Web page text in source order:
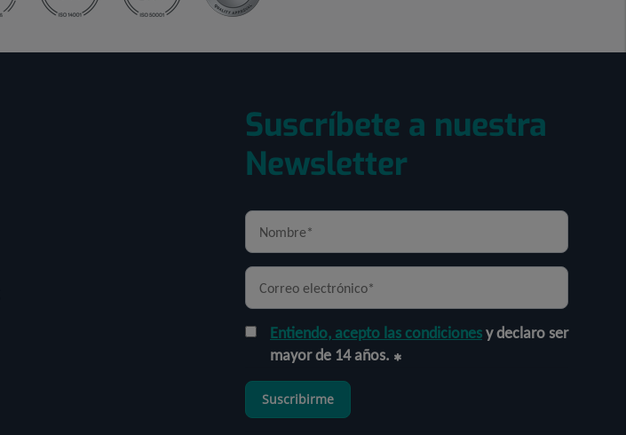
Suscríbete a nuestra
Newsletter
Entiendo, acepto las condicionesy declaro ser
mayor de 14 años.
Suscribirme